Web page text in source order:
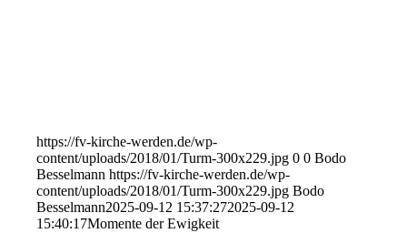
https://fv-kirche-werden.de/wp-
content/uploads/2018/01/Turm-300x229.jpg 0 0 Bodo
Besselmann https://fv-kirche-werden.de/wp-
content/uploads/2018/01/Turm-300x229.jpg Bodo
Besselmann2025-09-12 15:37:272025-09-12
15:40:17Momente der Ewigkeit